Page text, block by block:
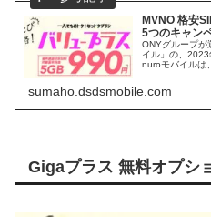
MVNO 格安
5つのキャン
ONYグループが
イル」の、2023
nuroモバイルは
トバンク回線
になります。
sumaho.dsdsmobile.com
Gigaプラス 無料オプシ